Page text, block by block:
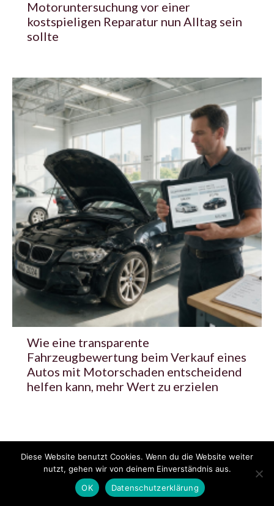
Motoruntersuchung vor einer
kostspieligen Reparatur nun Alltag sein
sollte
Wie eine transparente
Fahrzeugbewertung beim Verkauf eines
Autos mit Motorschaden entscheidend
helfen kann, mehr Wert zu erzielen
© 2020 - 2025 Copyright - KFZzeitung.com
Datenschutzerklärung FAQ Kontakt Impressum
Pressemitteilung veröffentlichen
Diese Website benutzt Cookies. Wenn du die Website weiter
nutzt, gehen wir von deinem Einverständnis aus.
OK
Datenschutzerklärung